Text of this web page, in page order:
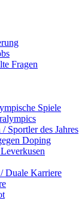
Fragen
Spiele
Sportler des Jahres
Doping
Duale Karriere